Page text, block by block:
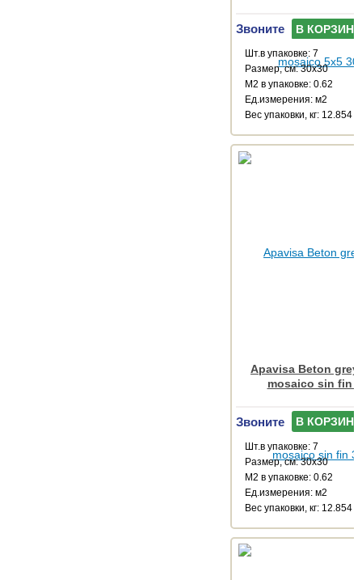
Звоните В КОРЗИНУ
Шт.в упаковке: 7
Размер, см: 30x30
М2 в упаковке: 0.62
Ед.измерения: м2
Веc упаковки, кг: 12.854
Apavisa Beton
mosaico sin fin
Звоните В КОРЗИНУ
Шт.в упаковке: 7
Размер, см: 30x30
М2 в упаковке: 0.62
Ед.измерения: м2
Веc упаковки, кг: 12.854